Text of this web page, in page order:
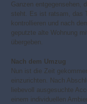
Ganzen entgegensehen,
steht. Es ist ratsam, das
kontrollieren und nach
geputzte alte Wohnung
übergeben.
Nach dem Umzug
Nun ist die Zeit
einzurichten. Nach
liebevoll ausgesuchte
einem individuellen